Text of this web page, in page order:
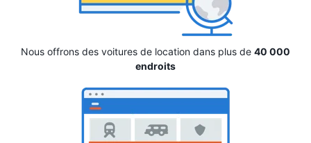
Nous offrons des voitures de location dans plus de 40 000
endroits